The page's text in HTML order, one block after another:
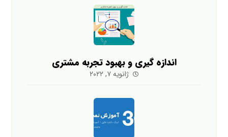
اندازه گیری و بهبود تجربه مشتری
ژانویه ۷, ۲۰۲۲